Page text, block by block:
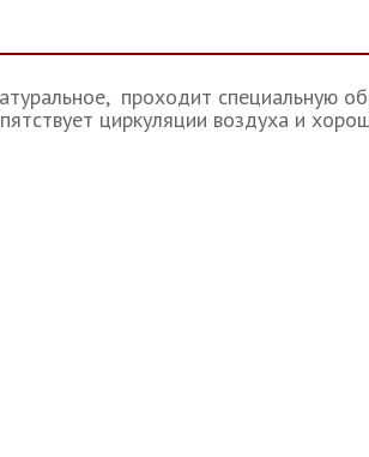
проходит специальную
циркуляции воздуха и